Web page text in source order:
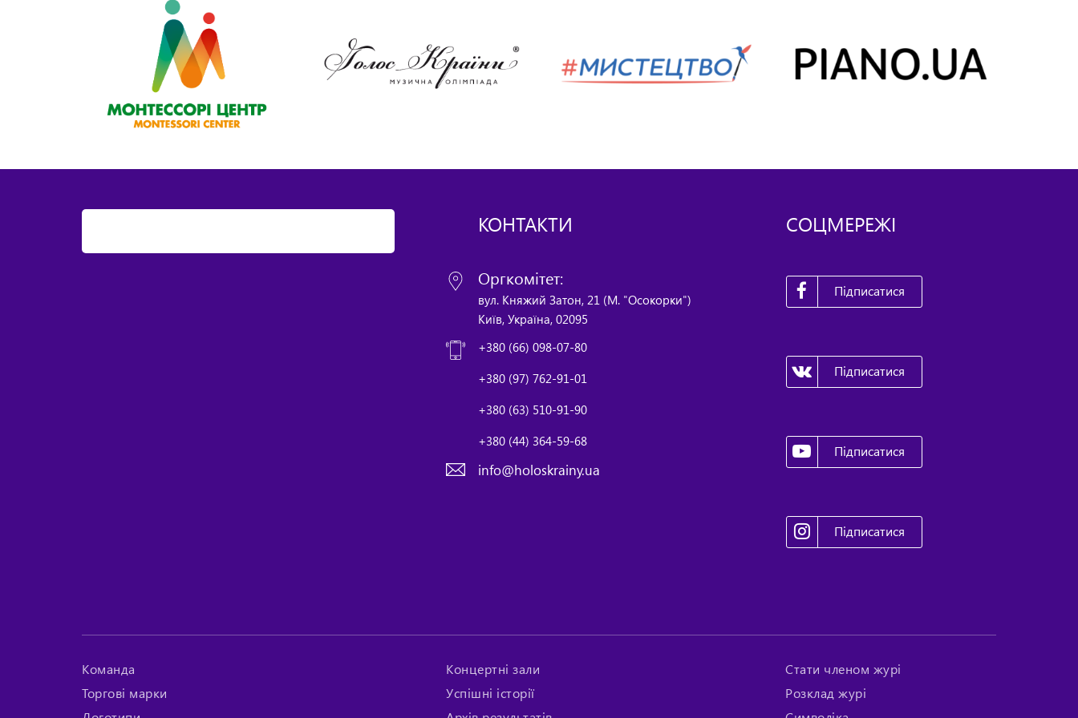
КОНТАКТИ
Оргкомітет:
вул. Княжий Затон, 21 (М. "Осокорки")
Київ, Україна, 02095
+380 (66) 098-07-80
+380 (97) 762-91-01
+380 (63) 510-91-90
+380 (44) 364-59-68
info@holoskrainy.ua
СОЦМЕРЕЖІ
Підписатися
Підписатися
Підписатися
Підписатися
Команда
Торгові марки
Концертні зали
Успішні історії
Стати членом журі
Розклад журі